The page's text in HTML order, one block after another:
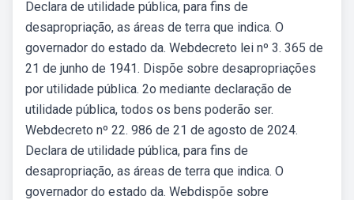
Declara de utilidade pública, para fins de
desapropriação, as áreas de terra que indica. O
governador do estado da. Webdecreto lei nº 3. 365 de
21 de junho de 1941. Dispõe sobre desapropriações
por utilidade pública. 2o mediante declaração de
utilidade pública, todos os bens poderão ser.
Webdecreto nº 22. 986 de 21 de agosto de 2024.
Declara de utilidade pública, para fins de
desapropriação, as áreas de terra que indica. O
governador do estado da. Webdispõe sobre